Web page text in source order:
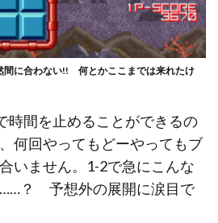
間に合わない!! 何とかここまでは来れたけ
時間を止めることができるの
何回やってもどーやってもブ
いません。1-2で急にこんな
？ 予想外の展開に涙目で